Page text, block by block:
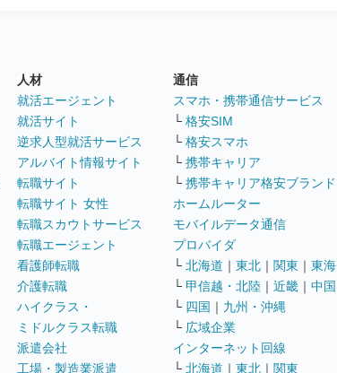
人材
就活エージェント
就活サイト
逆求人型就活サービス
アルバイト情報サイト
転職サイト
転職サイト 女性
転職スカウトサービス
転職エージェント
看護師転職
介護転職
ハイクラス・
ミドルクラス転職
派遣会社
工場・製造業派遣
通信
スマホ・携帯通信サービス
└ 格安SIM
└ 格安スマホ
└ 携帯キャリア
└ 携帯キャリア格安ブランド
ホームルーター
モバイルデータ通信
プロバイダ
└ 北海道 ｜ 東北 ｜ 関東 ｜ 東海
└ 甲信越・北陸 ｜ 近畿 ｜ 中国
└ 四国 ｜ 九州・沖縄
└ 広域企業
インターネット回線
└ 北海道 ｜ 東北 ｜ 関東